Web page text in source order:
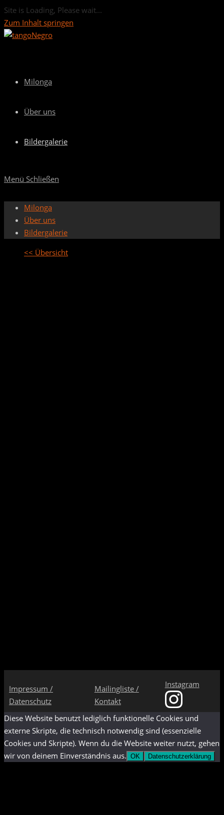
Site is Loading, Please wait...
Zum Inhalt springen
Milonga
Über uns
Bildergalerie
Menü Schließen
Milonga
Über uns
Bildergalerie
<< Übersicht
Impressum /
Datenschutz
Mailingliste /
Kontakt
Instagram
Diese Website benutzt lediglich funktionelle Cookies und
externe Skripte, die technisch notwendig sind (essenzielle
Cookies und Skripte). Wenn du die Website weiter nutzt, gehen
wir von deinem Einverständnis aus. OK Datenschutzerklärung